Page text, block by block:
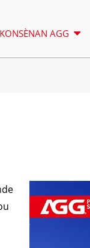
10-220 KVA
DE 22-250 KVA
KONSÈNAN AGG